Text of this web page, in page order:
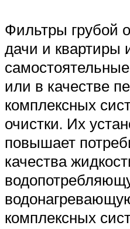
Фильтры грубой
дачи и квартиры
или в качестве
комплексных
очистки. Их
повышает
качества
комплексных